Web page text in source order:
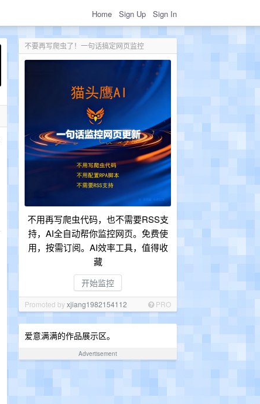
Home Sign Up Sign In
不要再写爬虫了！一句话搞定网页监控
不用再写爬虫代码，也不需要RSS支
持，AI全自动帮你监控网页。免费使
用，按需订阅。AI效率工具，值得收
藏
开始监控
Promoted byxjiang1982154112 PRO
爱意满满的作品展示区。
Advertisement